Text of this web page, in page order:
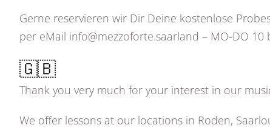
Gerne reservieren wir Dir Deine kostenlose
per eMail info@mezzoforte.saarland – MO-DO
🇬🇧
Thank you very much for your interest in our
We offer lessons at our locations in Roden,